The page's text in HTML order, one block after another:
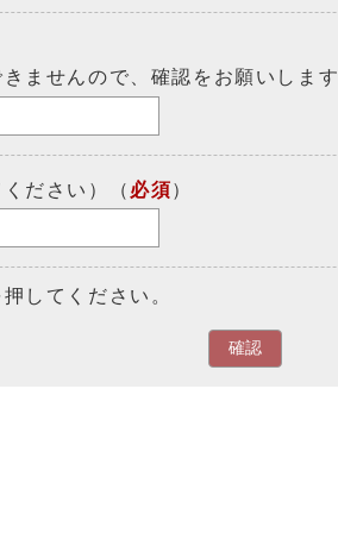
ませんので、確認をお願いします
ださい）（ 必須）
してください。
確認